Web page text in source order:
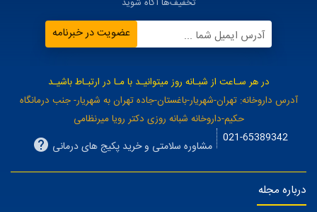
همیشه اولین باشید
با عضویت در خبرنامه ایمیلی مهتاطب، پیش از همه از جدیدترین محصولات و
آدرس ایمیل شما ... عضویت در خبرنامه
در هر سـاعت از شبـانه روز میتوانیـد با مـا در ارتبـاط باشیـد
آدرس داروخانه: تهران-شهریار-باغستان-جاده تهران به شهریار- جنب درمانگاه
حکیم-داروخانه شبانه روزی دکتر رویا میرنظامی
021-65389342